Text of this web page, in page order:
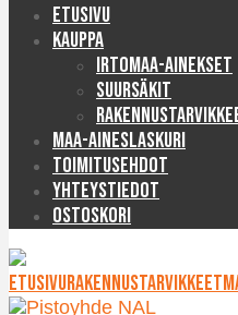
Etusivu
Kauppa
Irtomaa-ainekset
Suursäkit
Maa-aineslaskuri
Toimitusehdot
Yhteystiedot
Ostoskori
EtusivuRakennustarvikkeet